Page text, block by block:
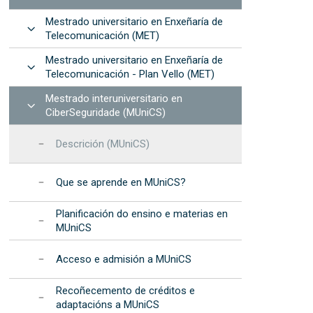
Resultados: informes
anuais
Programa de
Desenvolvemento
Estratéxico da EET
Acreditación
institucional
de Dispositivos de Fotónica
Integrada (2025)
da Muller e da Nena nas TIC – “Elas
da Muller e da Nena na Ciencia - "Elas
Abrir
Mestrado universitario en Enxeñaría de
Telecomunicación (MET)
Abrir
Mestrado universitario en Enxeñaría de
Telecomunicación - Plan Vello (MET)
Abrir
Mestrado interuniversitario en
CiberSeguridade (MUniCS)
Descrición (MUniCS)
Que se aprende en MUniCS?
Planificación do ensino e materias en
MUniCS
Acceso e admisión a MUniCS
Recoñecemento de créditos e
adaptacións a MUniCS